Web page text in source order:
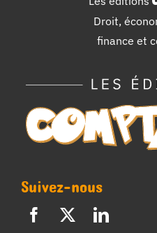
Droit,
finance et
Suivez-nous